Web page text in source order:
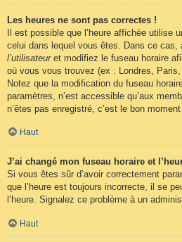
Les heures ne sont pas correctes !
Il est possible que l’heure affichée utilise
celui dans lequel vous êtes. Dans ce cas,
l’utilisateuret modifiez le fuseau horaire
où vous vous trouvez (ex : Londres,
Notez que la modification du fuseau
paramètres, n’est accessible qu’aux
n’êtes pas enregistré, c’est le bon
Haut
J’ai changé mon fuseau horaire et
Si vous êtes sûr d’avoir correctement
que l’heure est toujours incorrecte, il se
l’heure. Signalez ce problème à un
Haut